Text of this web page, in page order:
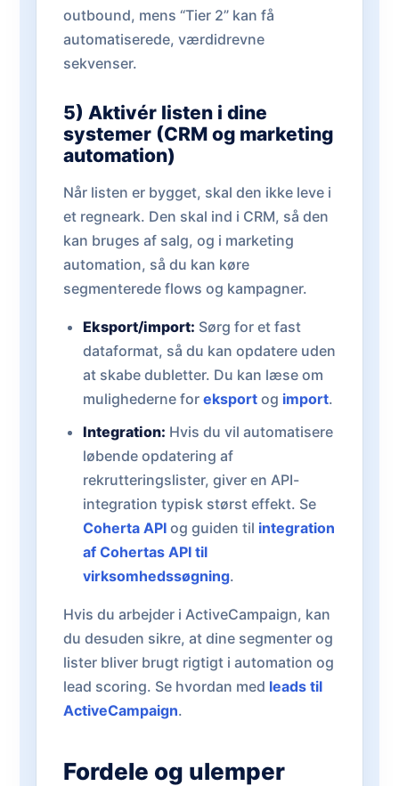
outbound, mens “Tier 2” kan få
automatiserede, værdidrevne
sekvenser.
5) Aktivér listen i dine
systemer (CRM og marketing
automation)
Når listen er bygget, skal den ikke leve i
et regneark. Den skal ind i CRM, så den
kan bruges af salg, og i marketing
automation, så du kan køre
segmenterede flows og kampagner.
Eksport/import: Sørg for et fast
dataformat, så du kan opdatere uden
at skabe dubletter. Du kan læse om
mulighederne for eksportog import.
Integration: Hvis du vil automatisere
løbende opdatering af
rekrutteringslister, giver en API-
integration typisk størst effekt. Se
Coherta APIog guiden til integration
af Cohertas API til
virksomhedssøgning.
Hvis du arbejder i ActiveCampaign, kan
du desuden sikre, at dine segmenter og
lister bliver brugt rigtigt i automation og
lead scoring. Se hvordan med leads til
ActiveCampaign.
Fordele og ulemper